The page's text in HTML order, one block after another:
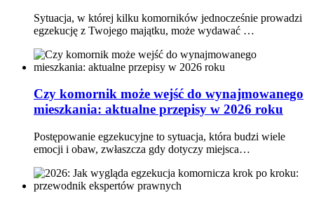
Sytuacja, w której kilku komorników jednocześnie prowadzi
egzekucję z Twojego majątku, może wydawać …
Czy komornik może wejść do wynajmowanego
mieszkania: aktualne przepisy w 2026 roku
Postępowanie egzekucyjne to sytuacja, która budzi wiele
emocji i obaw, zwłaszcza gdy dotyczy miejsca…